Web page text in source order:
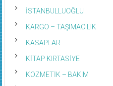
İSTANBULLUOĞLU
KARGO – TAŞIMACILIK
KASAPLAR
KİTAP KIRTASİYE
KOZMETİK – BAKIM